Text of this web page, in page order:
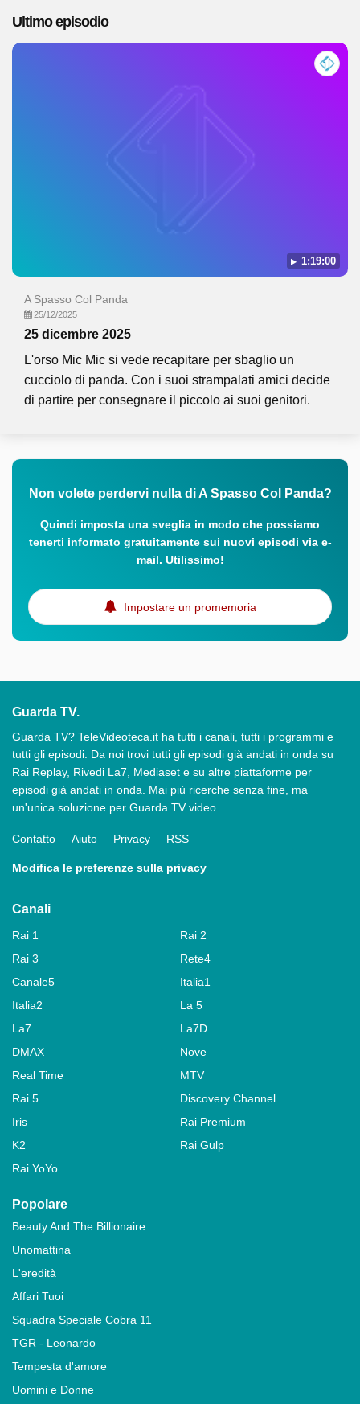
Ultimo episodio
1:19:00
A Spasso Col Panda
25/12/2025
25 dicembre 2025
L'orso Mic Mic si vede recapitare per sbaglio un
cucciolo di panda. Con i suoi strampalati amici decide
di partire per consegnare il piccolo ai suoi genitori.
Non volete perdervi nulla di A Spasso Col Panda?
Quindi imposta una sveglia in modo che possiamo
tenerti informato gratuitamente sui nuovi episodi via e-
mail. Utilissimo!
Impostare un promemoria
Guarda TV.
Guarda TV? TeleVideoteca.it ha tutti i canali, tutti i programmi e
tutti gli episodi. Da noi trovi tutti gli episodi già andati in onda su
Rai Replay, Rivedi La7, Mediaset e su altre piattaforme per
episodi già andati in onda. Mai più ricerche senza fine, ma
un'unica soluzione per Guarda TV video.
Contatto Aiuto Privacy RSS
Modifica le preferenze sulla privacy
Canali
Rai 1
Rai 2
Rai 3
Rete4
Canale5
Italia1
Italia2
La 5
La7
La7D
DMAX
Nove
Real Time
MTV
Rai 5
Discovery Channel
Iris
Rai Premium
K2
Rai Gulp
Rai YoYo
Popolare
Beauty And The Billionaire
Unomattina
L'eredità
Affari Tuoi
Squadra Speciale Cobra 11
TGR - Leonardo
Tempesta d'amore
Uomini e Donne